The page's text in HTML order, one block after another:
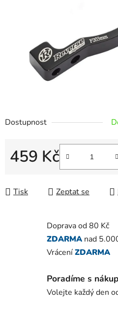
Dostupnost
459 Kč
Tisk Zeptat se
Doprava od 80 Kč
ZDARMA nad
VráceníZDARMA
Poradíme s
Volejte každý den